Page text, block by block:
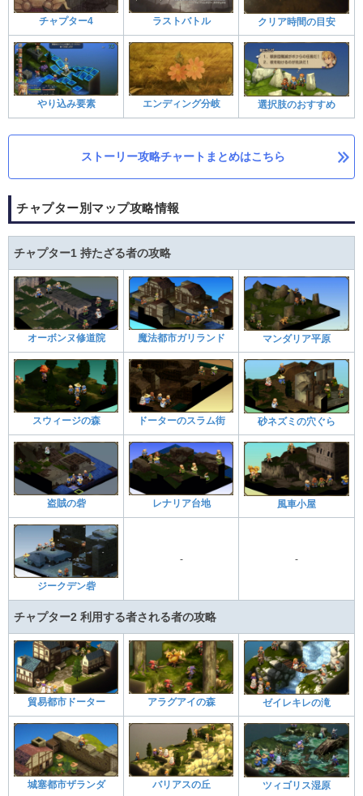
チャプター4 ラストバトル クリア時間の目安
やり込み要素 エンディング分岐 選択肢のおすすめ
ストーリー攻略チャートまとめはこちら
チャプター別マップ攻略情報
チャプター1 持たざる者の攻略
オーボンヌ修道院 魔法都市ガリランド マンダリア平原
スウィージの森 ドーターのスラム街 砂ネズミの穴ぐら
盗賊の砦 レナリア台地 風車小屋
ジークデン砦
- -
チャプター2 利用する者される者の攻略
貿易都市ドーター アラグアイの森 ゼイレキレの滝
城塞都市ザランダ バリアスの丘 ツィゴリス湿原